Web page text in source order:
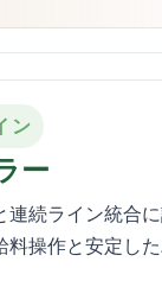
ン
ー
連続ライン統合
料操作と安定し